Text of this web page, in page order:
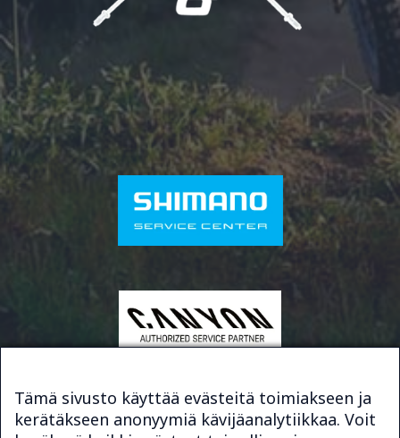
© 2026 Bike & Sport Service
Tämä sivusto käyttää evästeitä toimiakseen ja
kerätäkseen anonyymiä kävijäanalytiikkaa. Voit